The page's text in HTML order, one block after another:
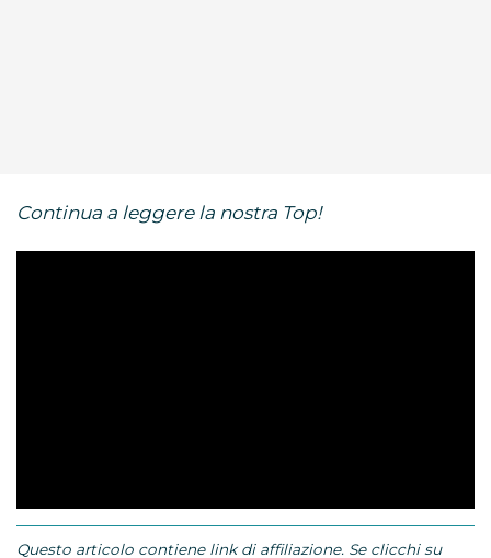
Continua a leggere la nostra Top!
Questo articolo contiene link di affiliazione. Se clicchi su